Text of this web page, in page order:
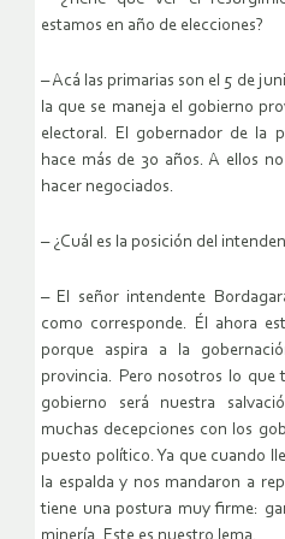
estamos en año de elecciones?
– Acá las primarias son el 5 de
la que se maneja el gobierno
electoral. El gobernador de la
hace más de 30 años. A ellos
hacer negociados.
– ¿Cuál es la posición del
– El señor intendente
como corresponde. Él ahora
porque aspira a la
provincia. Pero nosotros lo que
gobierno será nuestra
muchas decepciones con los
puesto político. Ya que cuando
la espalda y nos mandaron a
tiene una postura muy firme: